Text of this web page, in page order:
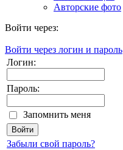
Авторские фото
Войти через:
Войти через логин и пароль
Логин:
Пароль:
Запомнить меня
Забыли свой пароль?